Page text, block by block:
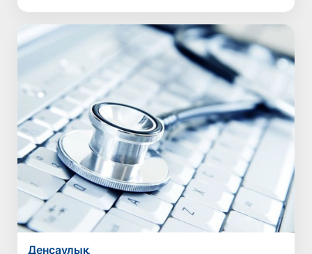
Денсаулық